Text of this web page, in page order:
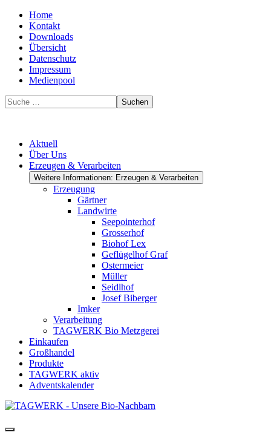
Home
Kontakt
Downloads
Übersicht
Datenschutz
Impressum
Medienpool
Suchen
Aktuell
Über Uns
Erzeugen & Verarbeiten
Weitere Informationen: Erzeugen & Verarbeiten
Erzeugung
Gärtner
Landwirte
Seepointerhof
Grosserhof
Biohof Lex
Geflügelhof Graf
Ostermeier
Müller
Seidlhof
Josef Biberger
Imker
Verarbeitung
TAGWERK Bio Metzgerei
Einkaufen
Großhandel
Produkte
TAGWERK aktiv
Adventskalender